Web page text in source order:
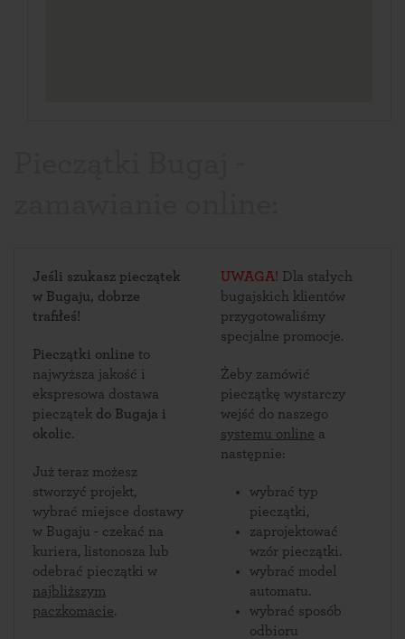
Jeśli szukasz pieczątek
w Bugaju, dobrze
trafiłeś!
Pieczątki online to
najwyższa jakość i
ekspresowa dostawa
pieczątek do Bugaja i
okolic.
Już teraz możesz
stworzyć projekt,
wybrać miejsce dostawy
w Bugaju - czekać na
kuriera, listonosza lub
odebrać pieczątki w
najbliższym
paczkomacie.
UWAGA! Dla stałych
bugajskich klientów
przygotowaliśmy
specjalne promocje.
Żeby zamówić
pieczątkę wystarczy
wejść do naszego
systemu online a
następnie:
wybrać typ
pieczątki,
zaprojektować
wzór pieczątki.
wybrać model
automatu.
wybrać sposób
odbioru